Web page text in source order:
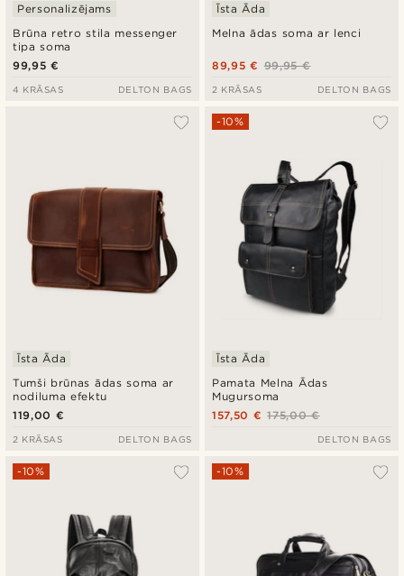
Brūna retro stila messenger
tipa soma
Personalizējams
99,95 €
4 KRĀSAS DELTON BAGS
Melna ādas soma ar lenci
Īsta Āda
99,95 €
89,95 €
2 KRĀSAS DELTON BAGS
Tumši brūnas ādas soma ar
nodiluma efektu
Īsta Āda
119,00 €
2 KRĀSAS DELTON BAGS
Pamata Melna Ādas
Mugursoma
-10%
Īsta Āda
175,00 €
157,50 €
DELTON BAGS
-10% -10%